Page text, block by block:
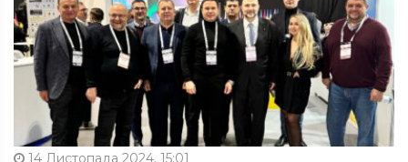
14 Листопада 2024, 15:01